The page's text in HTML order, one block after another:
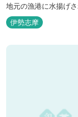
地元の漁港に水揚げ
伊勢志摩